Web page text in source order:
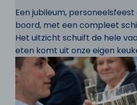
Een jubileum,
boord, met een compleet
Het uitzicht schuift de hele
eten komt uit onze eigen